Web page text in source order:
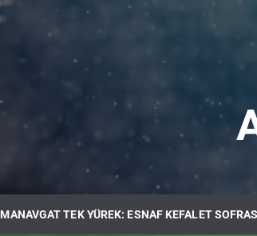
MANAVGAT TEK YÜREK: ESNAF KEFALET